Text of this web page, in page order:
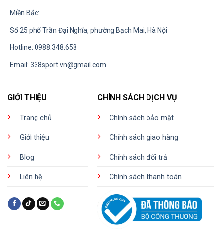
Miền Bắc:
Số 25 phố Trần Đại Nghĩa, phường Bạch Mai, Hà Nội
Hotline: 0988.348.658
Email: 338sport.vn@gmail.com
GIỚI THIỆU
Trang chủ
Giới thiệu
Blog
Liên hệ
CHÍNH SÁCH DỊCH VỤ
Chính sách bảo mật
Chính sách giao hàng
Chính sách đổi trả
Chính sách thanh toán